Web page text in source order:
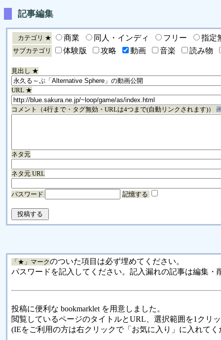
記事編集
カテゴリ ★ 商業 同人・インディ フリー 指定
サブカテゴリ 体験版 攻略 動画 音楽 読み物
見出し ★
URL ★
コメント（4行まで・タグ無効・URLは4つまで(自動リンクされます)）
ネタ元
ネタ元 URL
パスワード 記憶する
「★」マークのついた項目は必ず埋めてください。
パスワードを記入してください。記入漏れの記事は編集・
投稿に便利な bookmarklet を用意しました。
閲覧しているページのタイトルとURL、選択範囲を1クリ
(IEをご利用の方は右クリックで「お気に入り」に入れてく